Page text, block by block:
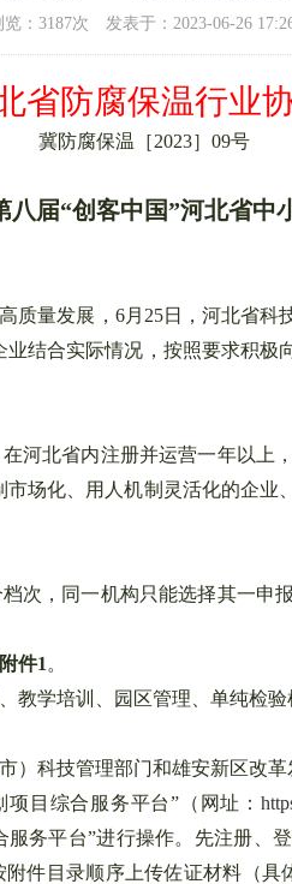
览：3187次 发表于：2023-06-26
省防腐保温行业
冀防腐保温［2023］09号
届“创客中国”河北省中
量发展，6月25日，河北省科
结合实际情况，按照要求积极
北省内注册并运营一年以上
场化、用人机制灵活化的企业
，同一机构只能选择其一申
件1 。
学培训、园区管理、单纯检验
科技管理部门和雄安新区改革
目综合服务平台”（网址：
务平台”进行操作。先注册、
件目录顺序上传佐证材料（